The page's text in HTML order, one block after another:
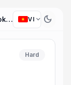
Build a solution for Facebook employee travel. VI expand_more dark_mode
Hard